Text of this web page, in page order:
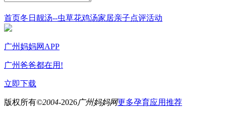
首页冬日靓汤--虫草花鸡汤家居亲子点评活动
广州妈妈网APP
广州爸爸都在用!
立即下载
版权所有©2004-2026广州妈妈网更多孕育应用推荐